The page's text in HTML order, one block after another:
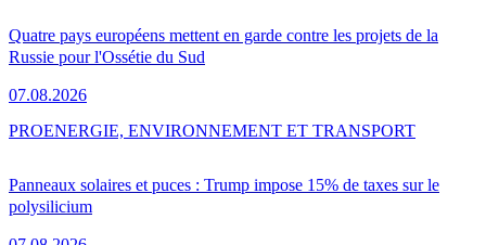
Quatre pays européens mettent en garde contre les projets de la
Russie pour l'Ossétie du Sud
07.08.2026
Panneaux solaires et puces : Trump impose 15% de taxes sur le
polysilicium
PROENERGIE, ENVIRONNEMENT ET TRANSPORT